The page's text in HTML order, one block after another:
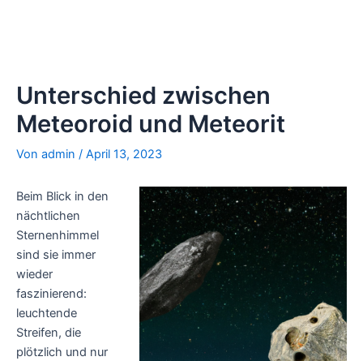
Unterschied zwischen
Meteoroid und Meteorit
Von admin / April 13, 2023
Beim Blick in den
nächtlichen
Sternenhimmel
sind sie immer
wieder
faszinierend:
leuchtende
Streifen, die
plötzlich und nur